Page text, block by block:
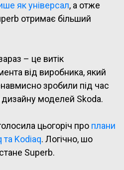
як універсал, а отже
отримає більший
– це витік
від виробника, який
зробили під час
дизайну моделей Skoda.
цьогоріч про плани
та Kodiaq. Логічно, шо
Superb.